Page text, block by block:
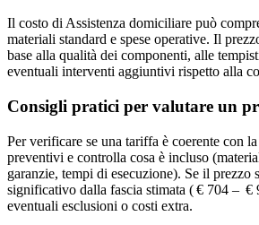
Il costo di Assistenza domiciliare può
materiali standard e spese operative. Il
base alla qualità dei componenti, alle
eventuali interventi aggiuntivi rispetto alla
Consigli pratici per valutare un
Per verificare se una tariffa è coerente con
preventivi e controlla cosa è incluso
garanzie, tempi di esecuzione). Se il prezzo
significativo dalla fascia stimata ( € 704 – €
eventuali esclusioni o costi extra.